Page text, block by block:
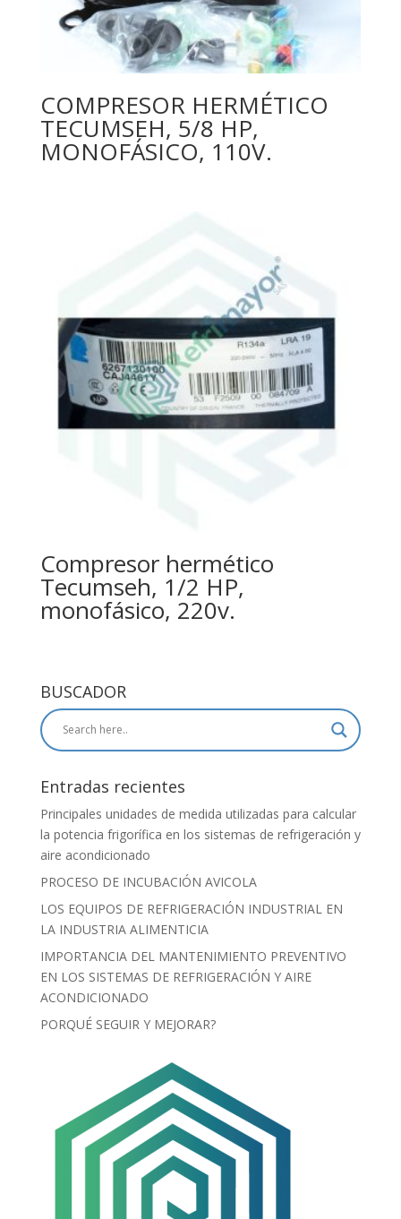
COMPRESOR HERMÉTICO
TECUMSEH, 5/8 HP,
MONOFÁSICO, 110V.
Compresor hermético
Tecumseh, 1/2 HP,
monofásico, 220v.
BUSCADOR
Entradas recientes
Principales unidades de medida utilizadas para calcular
la potencia frigorífica en los sistemas de refrigeración y
aire acondicionado
PROCESO DE INCUBACIÓN AVICOLA
LOS EQUIPOS DE REFRIGERACIÓN INDUSTRIAL EN
LA INDUSTRIA ALIMENTICIA
IMPORTANCIA DEL MANTENIMIENTO PREVENTIVO
EN LOS SISTEMAS DE REFRIGERACIÓN Y AIRE
ACONDICIONADO
PORQUÉ SEGUIR Y MEJORAR?